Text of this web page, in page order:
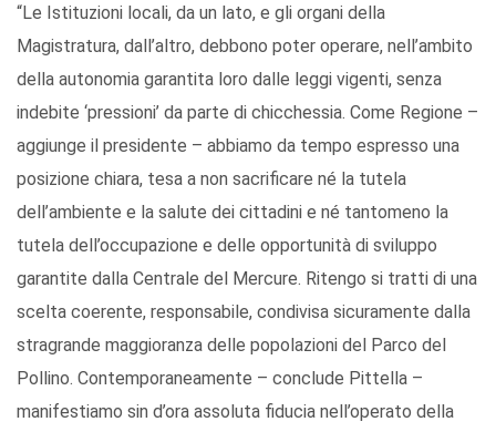
“Le Istituzioni locali, da un lato, e gli organi della
Magistratura, dall’altro, debbono poter operare, nell’ambito
della autonomia garantita loro dalle leggi vigenti, senza
indebite ‘pressioni’ da parte di chicchessia. Come Regione –
aggiunge il presidente – abbiamo da tempo espresso una
posizione chiara, tesa a non sacrificare né la tutela
dell’ambiente e la salute dei cittadini e né tantomeno la
tutela dell’occupazione e delle opportunità di sviluppo
garantite dalla Centrale del Mercure. Ritengo si tratti di una
scelta coerente, responsabile, condivisa sicuramente dalla
stragrande maggioranza delle popolazioni del Parco del
Pollino. Contemporaneamente – conclude Pittella –
manifestiamo sin d’ora assoluta fiducia nell’operato della